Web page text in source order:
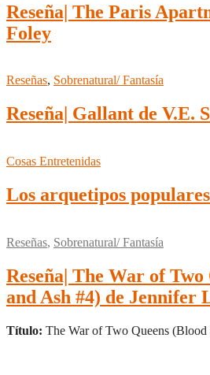
Reseña| The Paris
Foley
Reseñas, Sobrenatural/ Fantasía
Reseña| Gallant de V.E.
Cosas Entretenidas
Los arquetipos
Reseñas, Sobrenatural/ Fantasía
Reseña| The War of Two
and Ash #4) de Jennifer
Título: The War of Two Queens (Blood